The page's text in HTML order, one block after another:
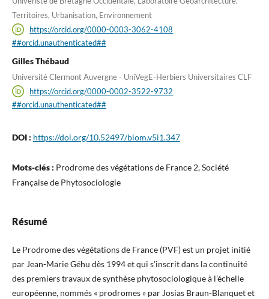
Territoires, Urbanisation, Environnement
https://orcid.org/0000-0003-3062-4108
##orcid.unauthenticated##
Gilles Thébaud
Université Clermont Auvergne - UniVegE-Herbiers Universitaires CLF
https://orcid.org/0000-0002-3522-9732
##orcid.unauthenticated##
DOI : https://doi.org/10.52497/biom.v5i1.347
Mots-clés : Prodrome des végétations de France 2, Société
Française de Phytosociologie
Résumé
Le Prodrome des végétations de France (PVF) est un projet initié
par Jean-Marie Géhu dès 1994 et qui s’inscrit dans la continuité
des premiers travaux de synthèse phytosociologique à l’échelle
européenne, nommés « prodromes » par Josias Braun-Blanquet et